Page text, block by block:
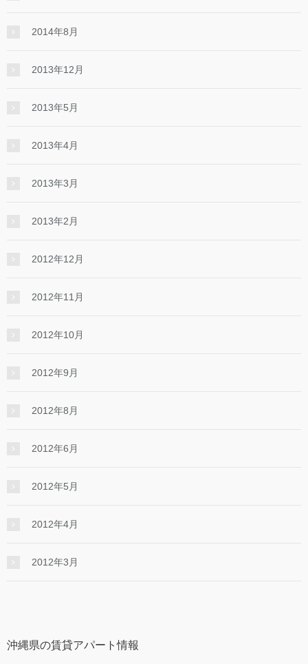
2014年8月
2013年12月
2013年5月
2013年4月
2013年3月
2013年2月
2012年12月
2012年11月
2012年10月
2012年9月
2012年8月
2012年6月
2012年5月
2012年4月
2012年3月
沖縄県の賃貸アパート情報